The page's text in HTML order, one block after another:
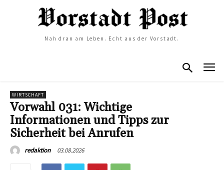
Nah dran am Leben. Echt aus der Vorstadt.
WIRTSCHAFT
Vorwahl 031: Wichtige
Informationen und Tipps zur
Sicherheit bei Anrufen
redaktion 03.08.2026